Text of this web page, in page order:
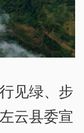
见绿、步
云县委宣